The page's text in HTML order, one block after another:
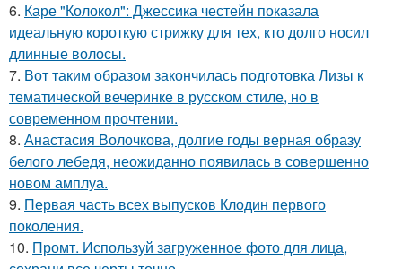
6. Каре "Колокол": Джессика честейн показала
идеальную короткую стрижку для тех, кто долго носил
длинные волосы.
7. Вот таким образом закончилась подготовка Лизы к
тематической вечеринке в русском стиле, но в
современном прочтении.
8. Анастасия Волочкова, долгие годы верная образу
белого лебедя, неожиданно появилась в совершенно
новом амплуа.
9. Первая часть всех выпусков Клодин первого
поколения.
10. Промт. Используй загруженное фото для лица,